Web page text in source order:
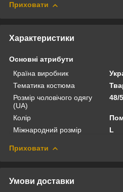
Приховати
Характеристики
Основні атрибути
Країна виробник
Тематика костюма
Розмір чоловічого одягу
(UA)
48/
Колір
Міжнародний розмір
L
Приховати
Умови доставки